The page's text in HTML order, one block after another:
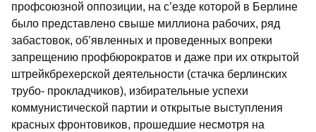
профсоюзной оппозиции, на с’езде которой в Берлине
было представ­лено свыше миллиона рабочих, ряд
заба­стовок, об’явленных и проведенных во­преки
запрещению профбюрократов и даже при их открытой
штрейкбрехерской деятельности (стачка берлинских
трубо- прокладчиков), избирательные успехи
коммунистической партии и открытые выступления
красных фронтовиков, про­шедшие несмотря на